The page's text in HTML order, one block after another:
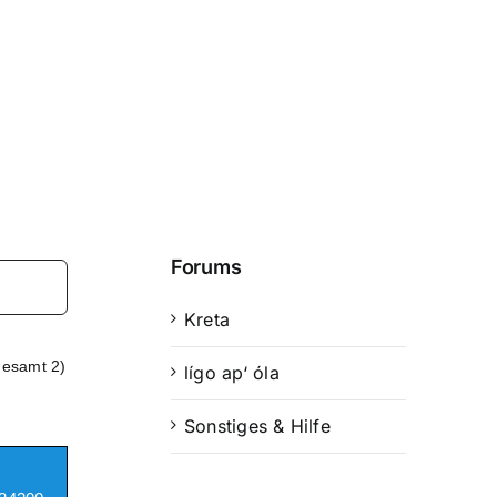
2)
Forums
Kreta
lígo ap‘ óla
Sonstiges & Hilfe